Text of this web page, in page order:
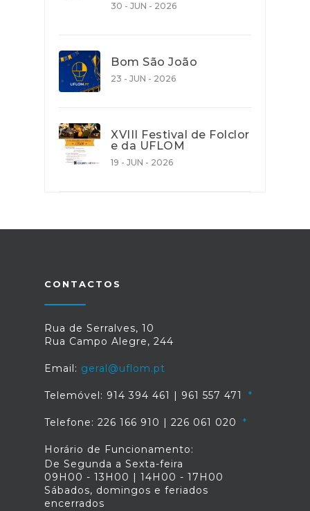
30 - JUN - 2026
Bom São João
23 - JUN - 2026
XVIII Festival de Folclor
e da UFLOM
19 - JUN - 2026
CONTACTOS
Rua de Serralves, 10
Rua Campo Alegre, 244
Email: geral@uflom.pt
Telemóvel: 914 394 461 | 961 557 471
Telefone: 226 166 910 | 226 061 020
Horário de Funcionamento:
De Segunda a Sexta-feira
09H00 - 13H00 | 14H00 - 17H00
Sábados, domingos e feriados
encerrados